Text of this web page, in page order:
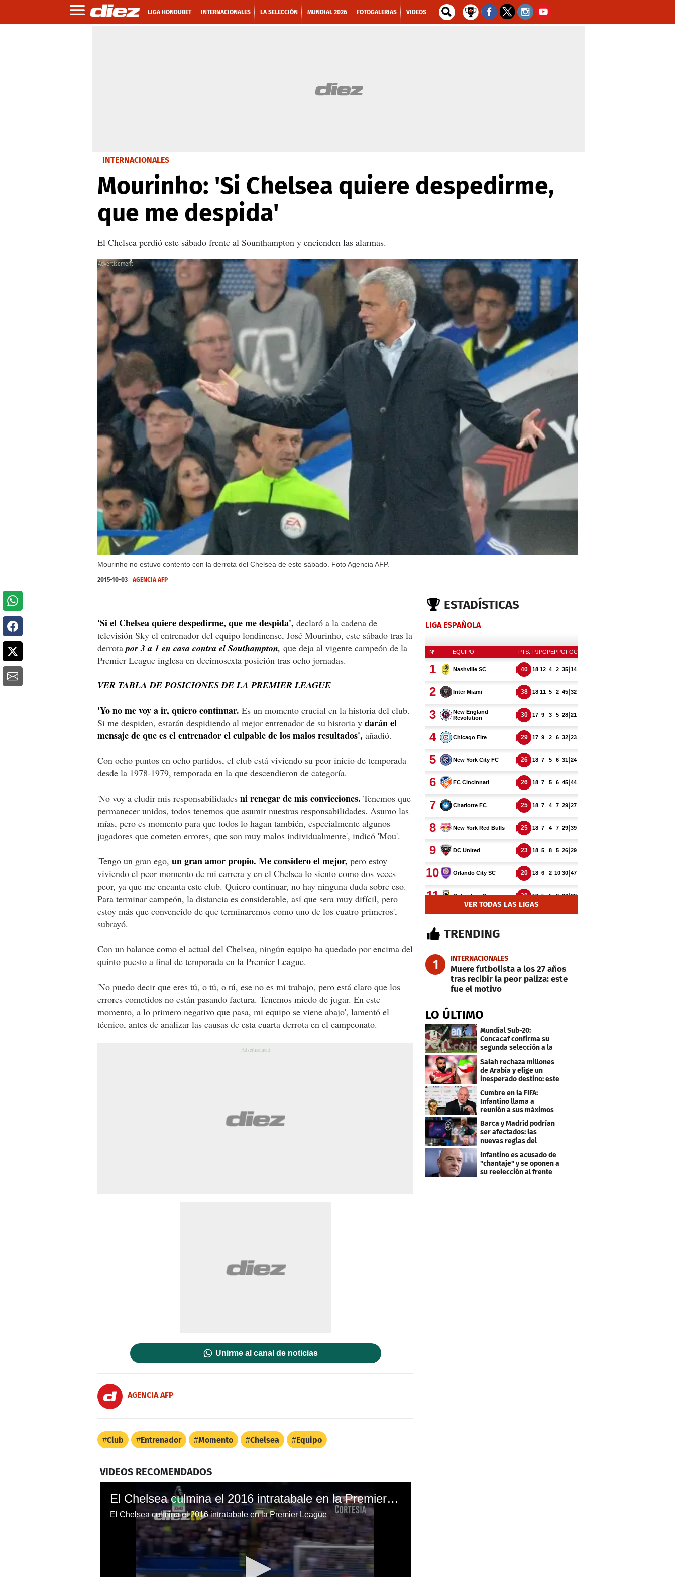
LIGA HONDUBET INTERNACIONALES LA SELECCIÓN MUNDIAL 2026 FOTOGALERIAS VIDEOS
INTERNACIONALES
Mourinho: 'Si Chelsea quiere despedirme,
que me despida'
El Chelsea perdió este sábado frente al Sounthampton y encienden las alarmas.
Mourinho no estuvo contento con la derrota del Chelsea de este sábado. Foto Agencia AFP.
X
2015-10-03 AGENCIA AFP
'Si el Chelsea quiere despedirme, que me despida', declaró a la cadena de
televisión Sky el entrenador del equipo londinense, José Mourinho, este sábado tras la
derrotapor 3 a 1 en casa contra el Southampton, que deja al vigente campeón de la
Premier League inglesa en decimosexta posición tras ocho jornadas.
VER TABLA DE POSICIONES DE LA PREMIER LEAGUE
'Yo no me voy a ir, quiero continuar. Es un momento crucial en la historia del club.
Si me despiden, estarán despidiendo al mejor entrenador de su historia y darán el
mensaje de que es el entrenador el culpable de los malos resultados', añadió.
Con ocho puntos en ocho partidos, el club está viviendo su peor inicio de temporada
desde la 1978-1979, temporada en la que descendieron de categoría.
'No voy a eludir mis responsabilidades ni renegar de mis convicciones. Tenemos que
permanecer unidos, todos tenemos que asumir nuestras responsabilidades. Asumo las
mías, pero es momento para que todos lo hagan también, especialmente algunos
jugadores que cometen errores, que son muy malos individualmente', indicó 'Mou'.
'Tengo un gran ego, un gran amor propio. Me considero el mejor, pero estoy
viviendo el peor momento de mi carrera y en el Chelsea lo siento como dos veces
peor, ya que me encanta este club. Quiero continuar, no hay ninguna duda sobre eso.
Para terminar campeón, la distancia es considerable, así que sera muy difícil, pero
estoy más que convencido de que terminaremos como uno de los cuatro primeros',
subrayó.
Con un balance como el actual del Chelsea, ningún equipo ha quedado por encima del
quinto puesto a final de temporada en la Premier League.
'No puedo decir que eres tú, o tú, o tú, ese no es mi trabajo, pero está claro que los
errores cometidos no están pasando factura. Tenemos miedo de jugar. En este
momento, a lo primero negativo que pasa, mi equipo se viene abajo', lamentó el
técnico, antes de analizar las causas de esta cuarta derrota en el campeonato.
Unirme al canal de noticias
AGENCIA AFP
Club Entrenador Momento Chelsea Equipo
VIDEOS RECOMENDADOS
El Chelsea culmina el 2016 intratabale en la Premier League
El Chelsea culmina el 2016 intratabale en la Premier League
ESTADÍSTICAS
LIGA ESPAÑOLA
VER TODAS LAS LIGAS
TRENDING
1 INTERNACIONALES
Muere futbolista a los 27 años
tras recibir la peor paliza: este
fue el motivo
LO ÚLTIMO
Mundial Sub-20:
Concacaf confirma su
segunda selección a la
Copa del Mundo 2027
Salah rechaza millones
de Arabia y elige un
inesperado destino: este
será su club
Cumbre en la FIFA:
Infantino llama a
reunión a sus máximos
Barca y Madrid podrían
ser afectados: las
nuevas reglas del
arbitraje en LaLiga
Infantino es acusado de
"chantaje" y se oponen a
su reelección al frente